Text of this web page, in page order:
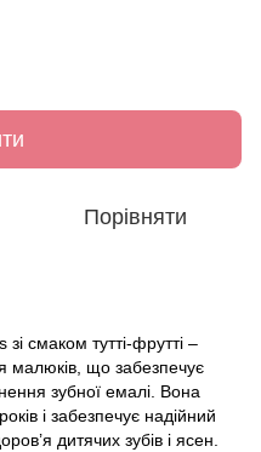
Порівняти
смаком тутті-фрутті –
малюків, що забезпечує
зубної емалі. Вона
і забезпечує надійний
дитячих зубів і ясен.